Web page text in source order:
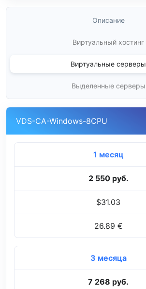
Описание
Виртуальный хостинг
Виртуальные серверы
Выделенные серверы
VDS-CA-Windows-8CPU
1 месяц
2 550 руб.
$31.03
26.89 €
3 месяца
7 268 руб.